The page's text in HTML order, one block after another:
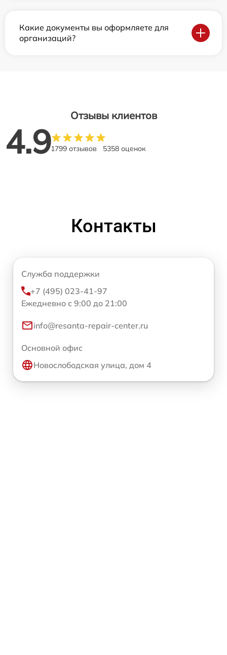
Какие документы вы оформляете для
организаций?
Отзывы клиентов
4.91799 отзывов 5358 оценок
Контакты
Служба поддержки
+7 (495) 023-41-97
Ежедневно с 9:00 до 21:00
info@resanta-repair-center.ru
Основной офис
Новослободская улица, дом 4